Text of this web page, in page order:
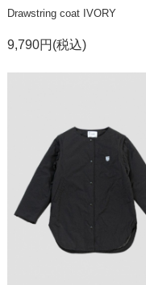
Drawstring coat IVORY
9,790円(税込)